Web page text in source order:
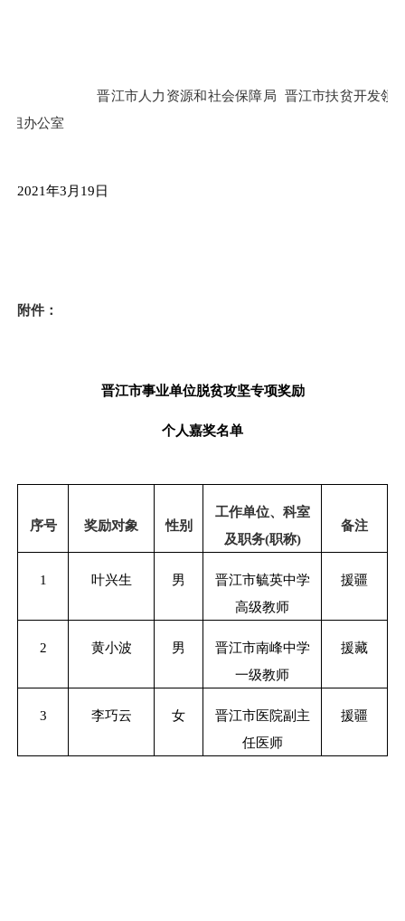
江市人力资源和社会保障局 晋江市扶贫开发领
组办公室
2021年3 月 19日
附件：
晋江市事业单位脱贫攻坚专项奖励
个人嘉奖名单
序号 奖励对象 性别
工作单位、科室
及职务(职称)
备注
1 叶兴生 男
晋江市毓英中学
高级教师
援疆
2 黄小波 男
晋江市南峰中学
一级教师
援藏
3 李巧云 女
晋江市医院副主
任医师
援疆